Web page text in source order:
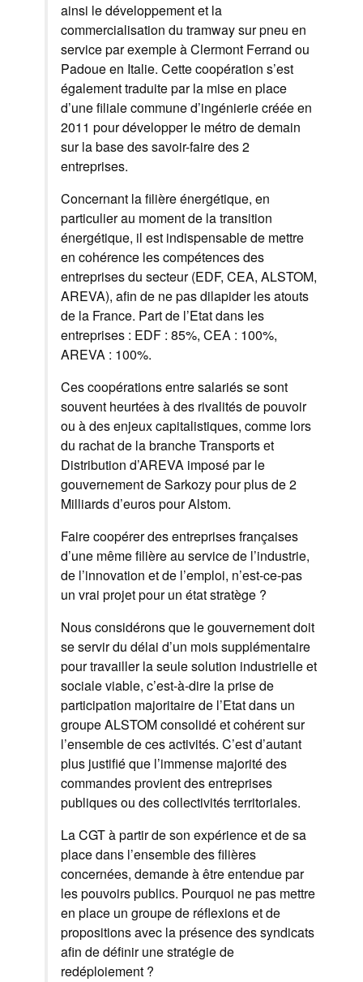
ainsi le développement et la
commercialisation du tramway sur pneu en
service par exemple à Clermont Ferrand ou
Padoue en Italie. Cette coopération s’est
également traduite par la mise en place
d’une filiale commune d’ingénierie créée en
2011 pour développer le métro de demain
sur la base des savoir-faire des 2
entreprises.
Concernant la filière énergétique, en
particulier au moment de la transition
énergétique, il est indispensable de mettre
en cohérence les compétences des
entreprises du secteur (EDF, CEA, ALSTOM,
AREVA), afin de ne pas dilapider les atouts
de la France. Part de l’Etat dans les
entreprises : EDF : 85%, CEA : 100%,
AREVA : 100%.
Ces coopérations entre salariés se sont
souvent heurtées à des rivalités de pouvoir
ou à des enjeux capitalistiques, comme lors
du rachat de la branche Transports et
Distribution d’AREVA imposé par le
gouvernement de Sarkozy pour plus de 2
Milliards d’euros pour Alstom.
Faire coopérer des entreprises françaises
d’une même filière au service de l’industrie,
de l’innovation et de l’emploi, n’est-ce-pas
un vrai projet pour un état stratège ?
Nous considérons que le gouvernement doit
se servir du délai d’un mois supplémentaire
pour travailler la seule solution industrielle et
sociale viable, c’est-à-dire la prise de
participation majoritaire de l’Etat dans un
groupe ALSTOM consolidé et cohérent sur
l’ensemble de ces activités. C’est d’autant
plus justifié que l’immense majorité des
commandes provient des entreprises
publiques ou des collectivités territoriales.
La CGT à partir de son expérience et de sa
place dans l’ensemble des filières
concernées, demande à être entendue par
les pouvoirs publics. Pourquoi ne pas mettre
en place un groupe de réflexions et de
propositions avec la présence des syndicats
afin de définir une stratégie de
redéploiement ?